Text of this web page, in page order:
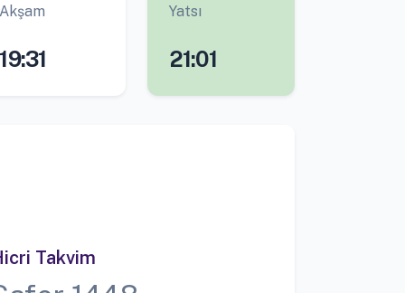
Akşam
19:31
Yatsı
21:01
Takvim